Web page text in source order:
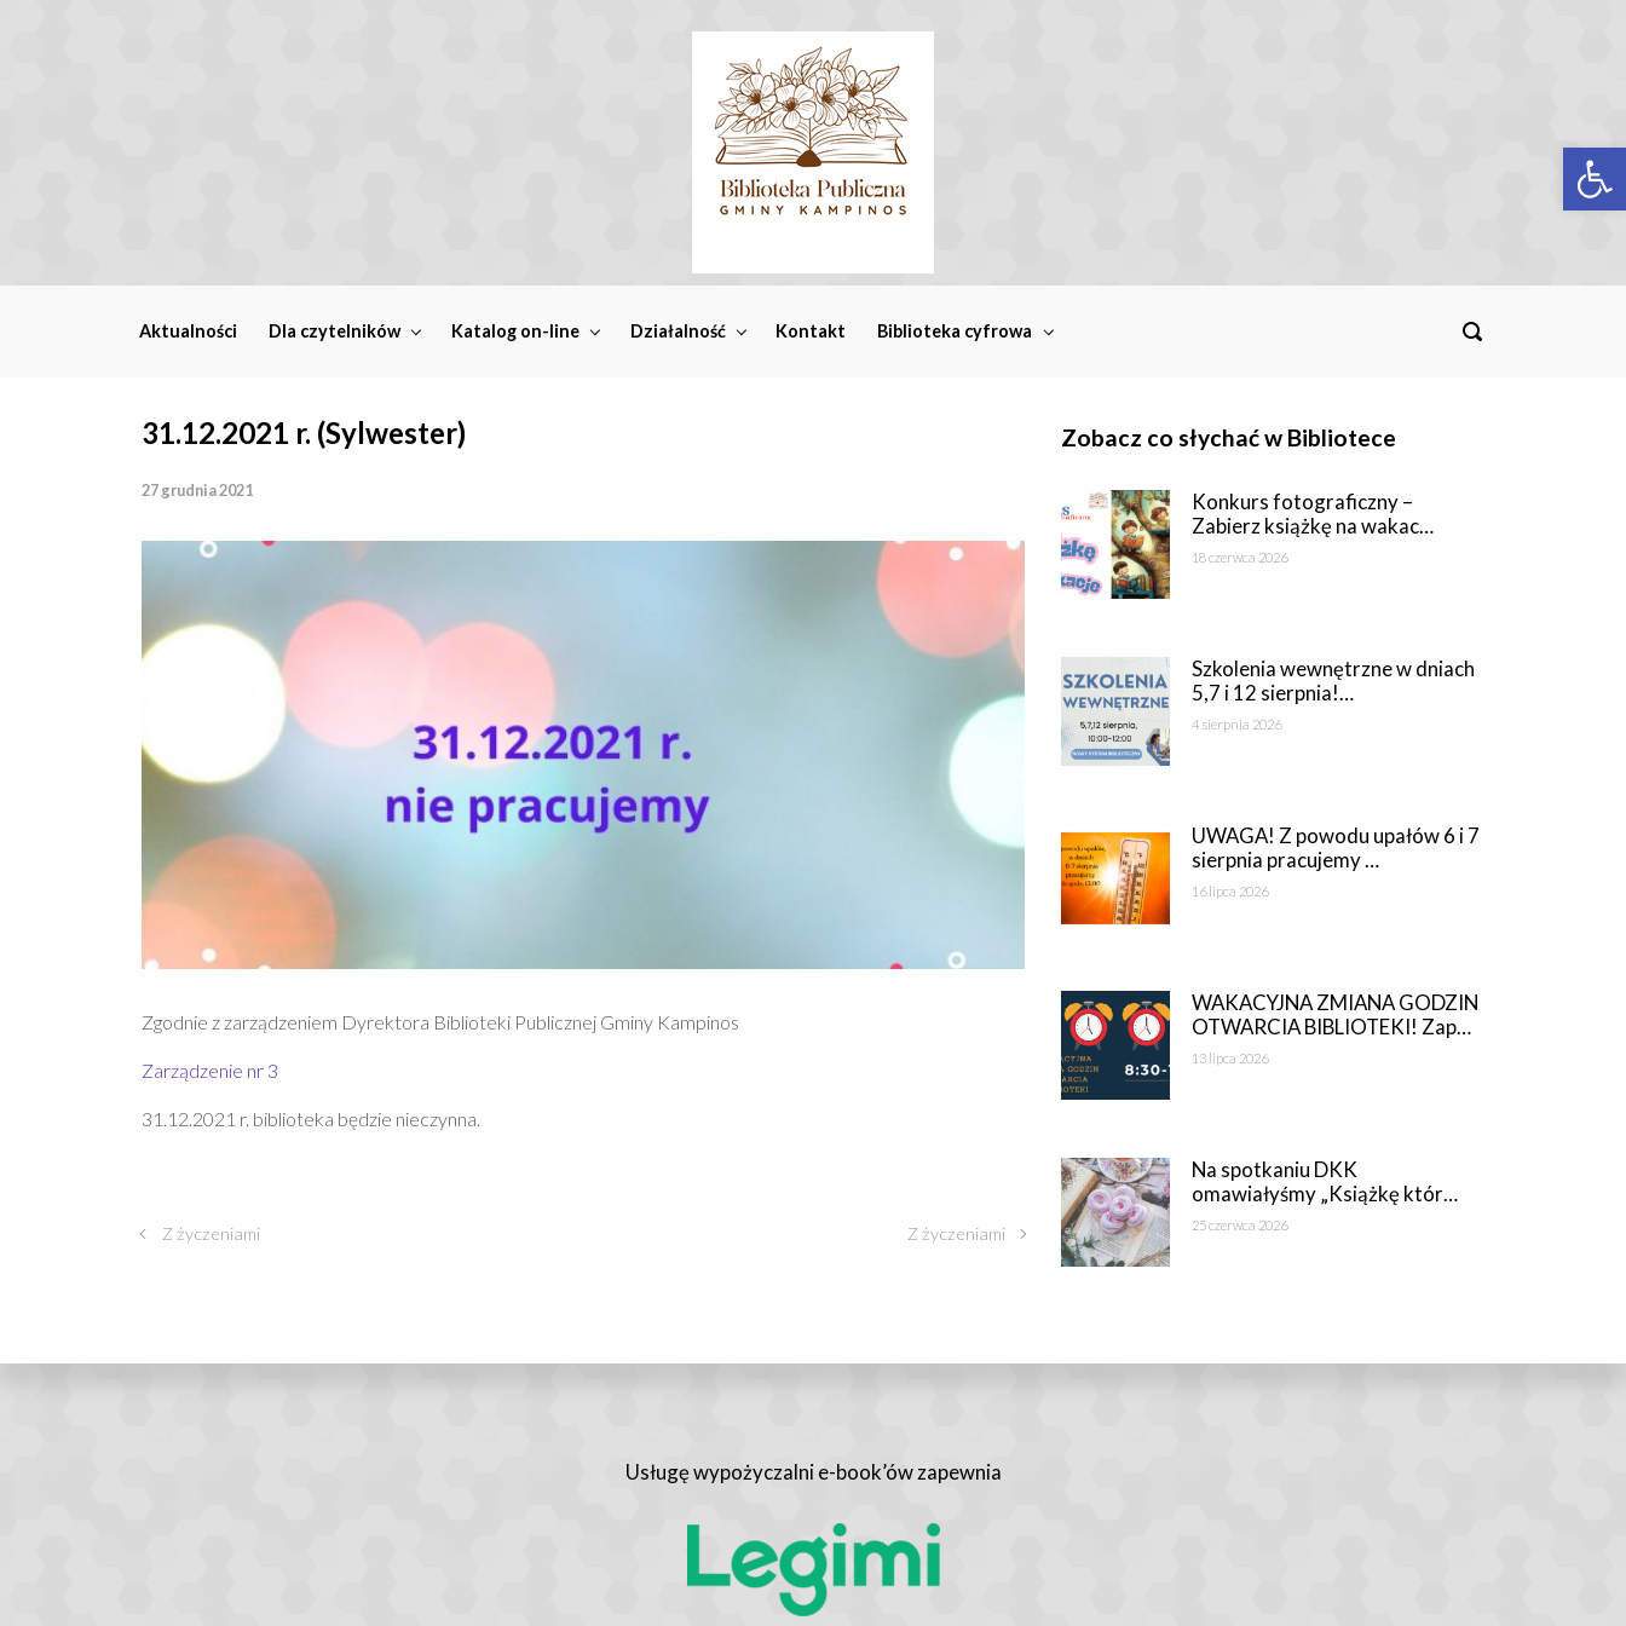
Aktualności Dla czytelników Katalog on-line Działalność Kontakt Biblioteka cyfrowa
31.12.2021 r. (Sylwester)
27 grudnia 2021
Zgodnie z zarządzeniem Dyrektora Biblioteki Publicznej Gminy Kampinos
Zarządzenie nr 3
31.12.2021 r. biblioteka będzie nieczynna.
Z życzeniami Z życzeniami
Zobacz co słychać w Bibliotece
Konkurs fotograficzny –
Zabierz książkę na wakac…
18 czerwca 2026
Szkolenia wewnętrzne w dniach
5,7 i 12 sierpnia!…
4 sierpnia 2026
UWAGA! Z powodu upałów 6 i 7
sierpnia pracujemy …
16 lipca 2026
WAKACYJNA ZMIANA GODZIN
OTWARCIA BIBLIOTEKI! Zap…
13 lipca 2026
Na spotkaniu DKK
omawiałyśmy „Książkę któr…
25 czerwca 2026
Usługę wypożyczalni e-book’ów zapewnia